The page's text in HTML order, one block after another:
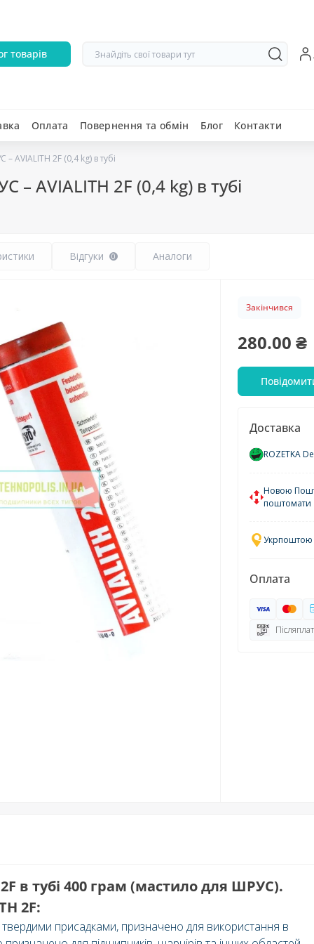
товарів
Оплата Повернення та обмін Блог Контакти
AVIALITH 2F (0,4 kg) в тубі
AVIALITH 2F (0,4 kg) в тубі
Відгуки 0 Аналоги
Закінчився
280.00 ₴
Доставка
ROZETKA
Новою
поштомати
Укрпоштою
Оплата
в тубі 400 грам (мастило для ШРУС).
2F:
присадками, призначено для використання в